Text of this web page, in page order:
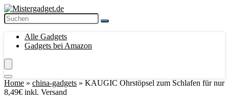
Alle Gadgets
Gadgets bei Amazon
Home » china-gadgets » KAUGIC Ohrstöpsel zum Schlafen für nur
8,49€ inkl. Versand